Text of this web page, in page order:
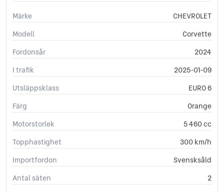
Touch-/Pekskärm
USB-uttag
Yttertemperaturmätare
Märke
CHEVROLET
Modell
Corvette
Fordonsår
2024
I trafik
2025-01-09
Utsläppsklass
EURO 6
Färg
Orange
Motorstorlek
5 460 cc
Topphastighet
300 km/h
Importfordon
Svensksåld
Antal säten
2